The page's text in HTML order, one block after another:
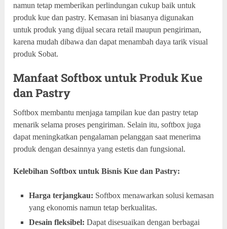
namun tetap memberikan perlindungan cukup baik untuk
produk kue dan pastry. Kemasan ini biasanya digunakan
untuk produk yang dijual secara retail maupun pengiriman,
karena mudah dibawa dan dapat menambah daya tarik visual
produk Sobat.
Manfaat Softbox untuk Produk Kue
dan Pastry
Softbox membantu menjaga tampilan kue dan pastry tetap
menarik selama proses pengiriman. Selain itu, softbox juga
dapat meningkatkan pengalaman pelanggan saat menerima
produk dengan desainnya yang estetis dan fungsional.
Kelebihan Softbox untuk Bisnis Kue dan Pastry:
Harga terjangkau: Softbox menawarkan solusi kemasan
yang ekonomis namun tetap berkualitas.
Desain fleksibel: Dapat disesuaikan dengan berbagai